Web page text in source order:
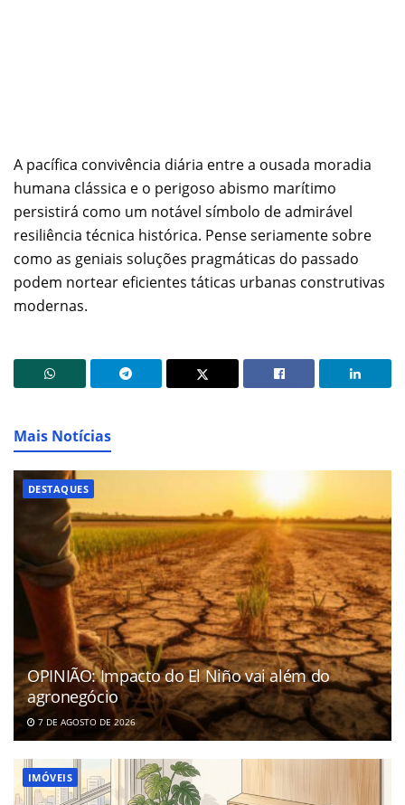
A pacífica convivência diária entre a ousada moradia
humana clássica e o perigoso abismo marítimo
persistirá como um notável símbolo de admirável
resiliência técnica histórica. Pense seriamente sobre
como as geniais soluções pragmáticas do passado
podem nortear eficientes táticas urbanas construtivas
modernas.
Mais Notícias
DESTAQUES
OPINIÃO: Impacto do El Niño vai além do
agronegócio
7 DE AGOSTO DE 2026
IMÓVEIS